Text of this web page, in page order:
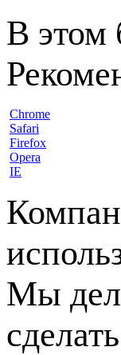
В этом
Chrome
Safari
Firefox
Opera
IE
Мы